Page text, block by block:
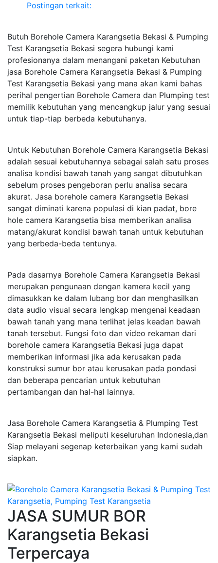
Postingan terkait:
Butuh Borehole Camera Karangsetia Bekasi & Pumping
Test Karangsetia Bekasi segera hubungi kami
profesionanya dalam menangani paketan Kebutuhan
jasa Borehole Camera Karangsetia Bekasi & Pumping
Test Karangsetia Bekasi yang mana akan kami bahas
perihal pengertian Borehole Camera dan Plumping test
memilik kebutuhan yang mencangkup jalur yang sesuai
untuk tiap-tiap berbeda kebutuhanya.
Untuk Kebutuhan Borehole Camera Karangsetia Bekasi
adalah sesuai kebutuhannya sebagai salah satu proses
analisa kondisi bawah tanah yang sangat dibutuhkan
sebelum proses pengeboran perlu analisa secara
akurat. Jasa borehole camera Karangsetia Bekasi
sangat diminati karena populasi di kian padat, bore
hole camera Karangsetia bisa memberikan analisa
matang/akurat kondisi bawah tanah untuk kebutuhan
yang berbeda-beda tentunya.
Pada dasarnya Borehole Camera Karangsetia Bekasi
merupakan pengunaan dengan kamera kecil yang
dimasukkan ke dalam lubang bor dan menghasilkan
data audio visual secara lengkap mengenai keadaan
bawah tanah yang mana terlihat jelas keadan bawah
tanah tersebut. Fungsi foto dan video rekaman dari
borehole camera Karangsetia Bekasi juga dapat
memberikan informasi jika ada kerusakan pada
konstruksi sumur bor atau kerusakan pada pondasi
dan beberapa pencarian untuk kebutuhan
pertambangan dan hal-hal lainnya.
Jasa Borehole Camera Karangsetia & Plumping Test
Karangsetia Bekasi meliputi keseluruhan Indonesia,dan
Siap melayani segenap keterbaikan yang kami sudah
siapkan.
JASA SUMUR BOR
Karangsetia Bekasi
Terpercaya